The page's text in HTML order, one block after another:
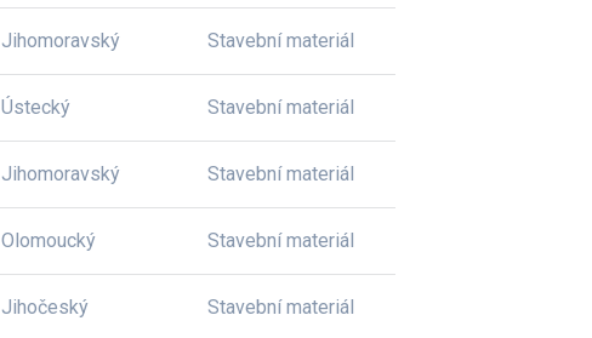
Jihomoravský Stavební materiál
Ústecký Stavební materiál
Jihomoravský Stavební materiál
Olomoucký Stavební materiál
Jihočeský Stavební materiál